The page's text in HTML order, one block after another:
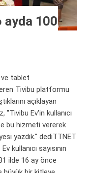
ayda 100
tablet
Tivibu platformu
açıklayan
"Tivibu Ev'in kullanıcı
bu hizmeti vererek
yazdık." dediTTNET
kullanıcı sayısının
ilde 16 ay önce